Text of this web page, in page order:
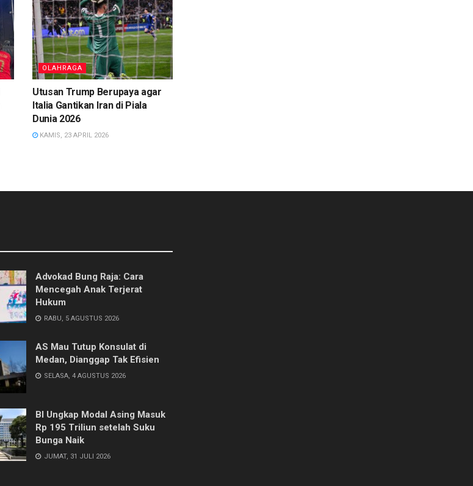
OLAHRAGA
Utusan Trump Berupaya agar
Italia Gantikan Iran di Piala
Dunia 2026
KAMIS, 23 APRIL 2026
Advokad Bung Raja: Cara
Mencegah Anak Terjerat
Hukum
RABU, 5 AGUSTUS 2026
AS Mau Tutup Konsulat di
Medan, Dianggap Tak Efisien
SELASA, 4 AGUSTUS 2026
BI Ungkap Modal Asing Masuk
Rp 195 Triliun setelah Suku
Bunga Naik
JUMAT, 31 JULI 2026